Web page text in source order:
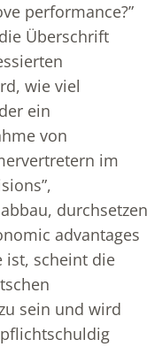
performance?”
Überschrift
wie viel
ein
von
im
durchsetzen
advantages
ist, scheint die
sein und wird